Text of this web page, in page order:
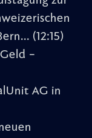
(12:15)
–
AG in